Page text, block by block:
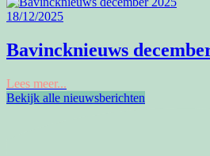
18/12/2025
Bavincknieuws
Lees meer...
Bekijk alle nieuwsberichten